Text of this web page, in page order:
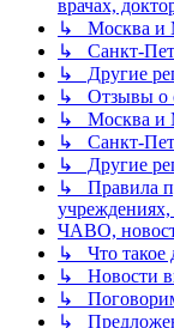
врачах,
↳ Москва и
↳ Санкт-
↳ Другие
↳ Отзывы о
↳ Москва и
↳ Санкт-
↳ Другие
↳ Правила
учреждениях,
ЧАВО,
↳ Что такое
↳ Новости
↳
↳